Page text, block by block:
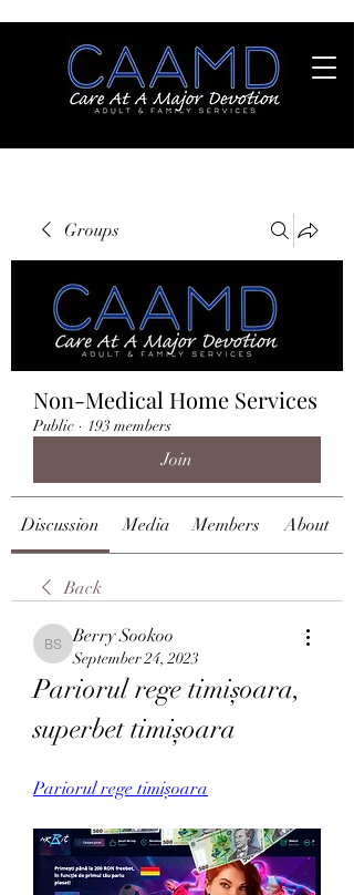
Groups
Non-Medical Home Services
Public · 193 members
Join
Discussion Media Members About
Back
Berry Sookoo
Berry Sookoo
September 24, 2023
Pariorul rege timișoara,
superbet timișoara
Pariorul rege timișoara